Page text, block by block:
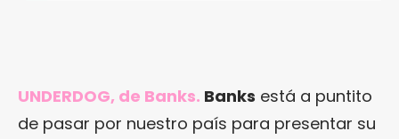
UNDERDOG, de Banks. Banks está a puntito
de pasar por nuestro país para presentar su